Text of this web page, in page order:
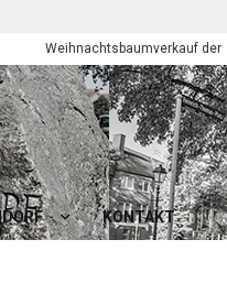
Weihnachtsbaumverkauf der
KONTAKT